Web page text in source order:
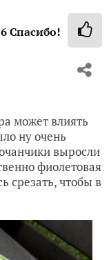
6Спасибо!
может влиять
ну очень
выросли
фиолетовая
срезать, чтобы в